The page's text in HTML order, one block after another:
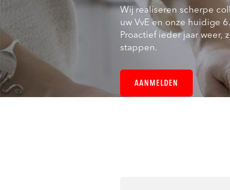
Wij realiseren scherpe
uw VvE en onze huidige
Proactief ieder jaar weer,
stappen.
AANMELDEN